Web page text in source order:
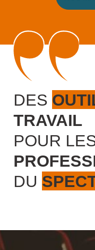
DES
TRAVAIL
POUR
DU